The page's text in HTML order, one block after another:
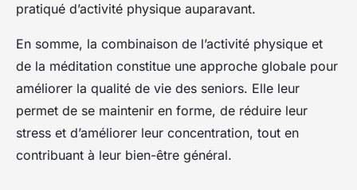
pratiqué d’activité physique auparavant.
En somme, la combinaison de l’activité physique et
de la méditation constitue une approche globale pour
améliorer la qualité de vie des seniors. Elle leur
permet de se maintenir en forme, de réduire leur
stress et d’améliorer leur concentration, tout en
contribuant à leur bien-être général.